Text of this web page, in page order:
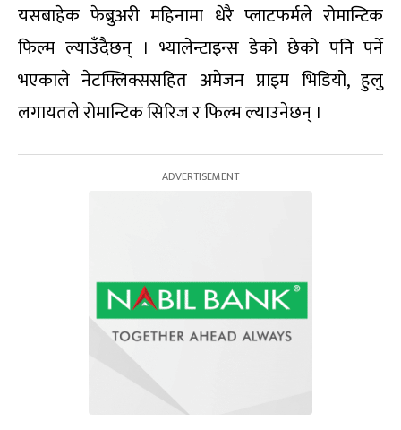
यसबाहेक फेब्रुअरी महिनामा धेरै प्लाटफर्मले रोमान्टिक
फिल्म ल्याउँदैछन् । भ्यालेन्टाइन्स डेको छेको पनि पर्ने
भएकाले नेटफ्लिक्ससहित अमेजन प्राइम भिडियो, हुलु
लगायतले रोमान्टिक सिरिज र फिल्म ल्याउनेछन् ।